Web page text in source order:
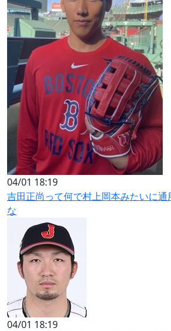
04/01 18:19
吉田正尚って何で村上岡本みたいに通
な
04/01 18:19